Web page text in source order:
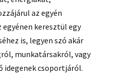
az egyén
keresztül egy
is, legyen szó akár
munkatársakról, vagy
idegenek csoportjáról.